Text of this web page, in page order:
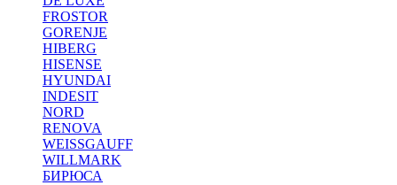
FROSTOR
GORENJE
HIBERG
HISENSE
HYUNDAI
INDESIT
NORD
RENOVA
WEISSGAUFF
WILLMARK
БИРЮСА